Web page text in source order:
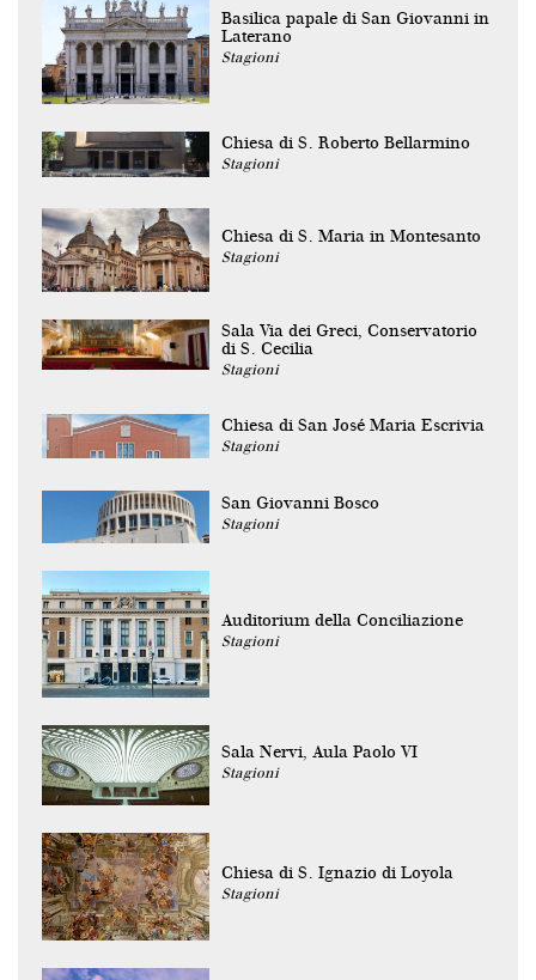
Basilica papale di San Giovanni in
Laterano
Stagioni
Chiesa di S. Roberto Bellarmino
Stagioni
Chiesa di S. Maria in Montesanto
Stagioni
Sala Via dei Greci, Conservatorio
di S. Cecilia
Stagioni
Chiesa di San José Maria Escrivia
Stagioni
San Giovanni Bosco
Stagioni
Auditorium della Conciliazione
Stagioni
Sala Nervi, Aula Paolo VI
Stagioni
Chiesa di S. Ignazio di Loyola
Stagioni